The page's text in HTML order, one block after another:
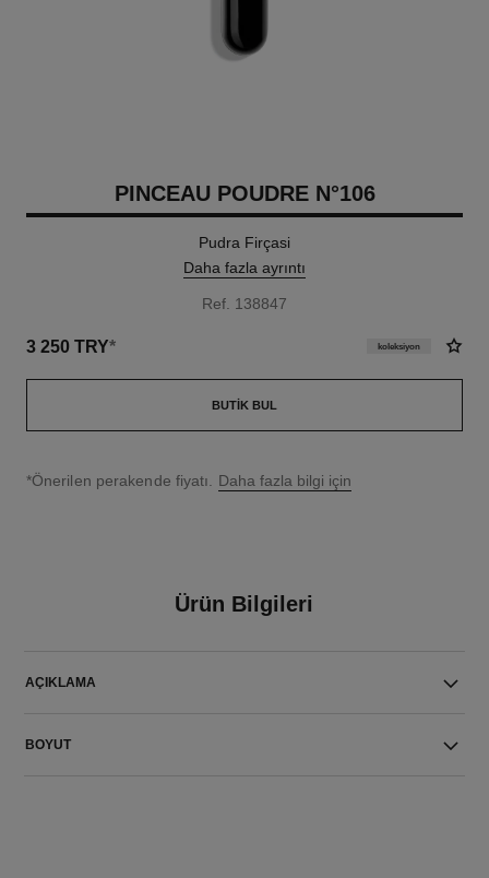
PINCEAU POUDRE N°106
Pudra Firçasi
Daha fazla ayrıntı
Ref. 138847
3 250 TRY* koleksiyon
BUTIK BUL
↩
*Önerilen perakende fiyatı. Daha fazla bilgi için
Ürün Bilgileri
AÇIKLAMA
BOYUT